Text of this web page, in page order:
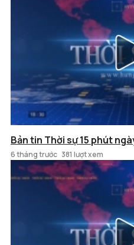
Bản tin Thời sự 15 phút
6 tháng trước 381 lượt xem